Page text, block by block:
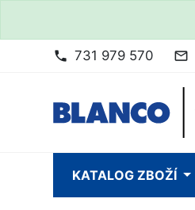
phone 731 979 570 mail_outline
KATALOG ZBOŽÍ